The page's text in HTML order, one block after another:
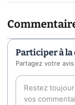
Participer à
Partagez votre